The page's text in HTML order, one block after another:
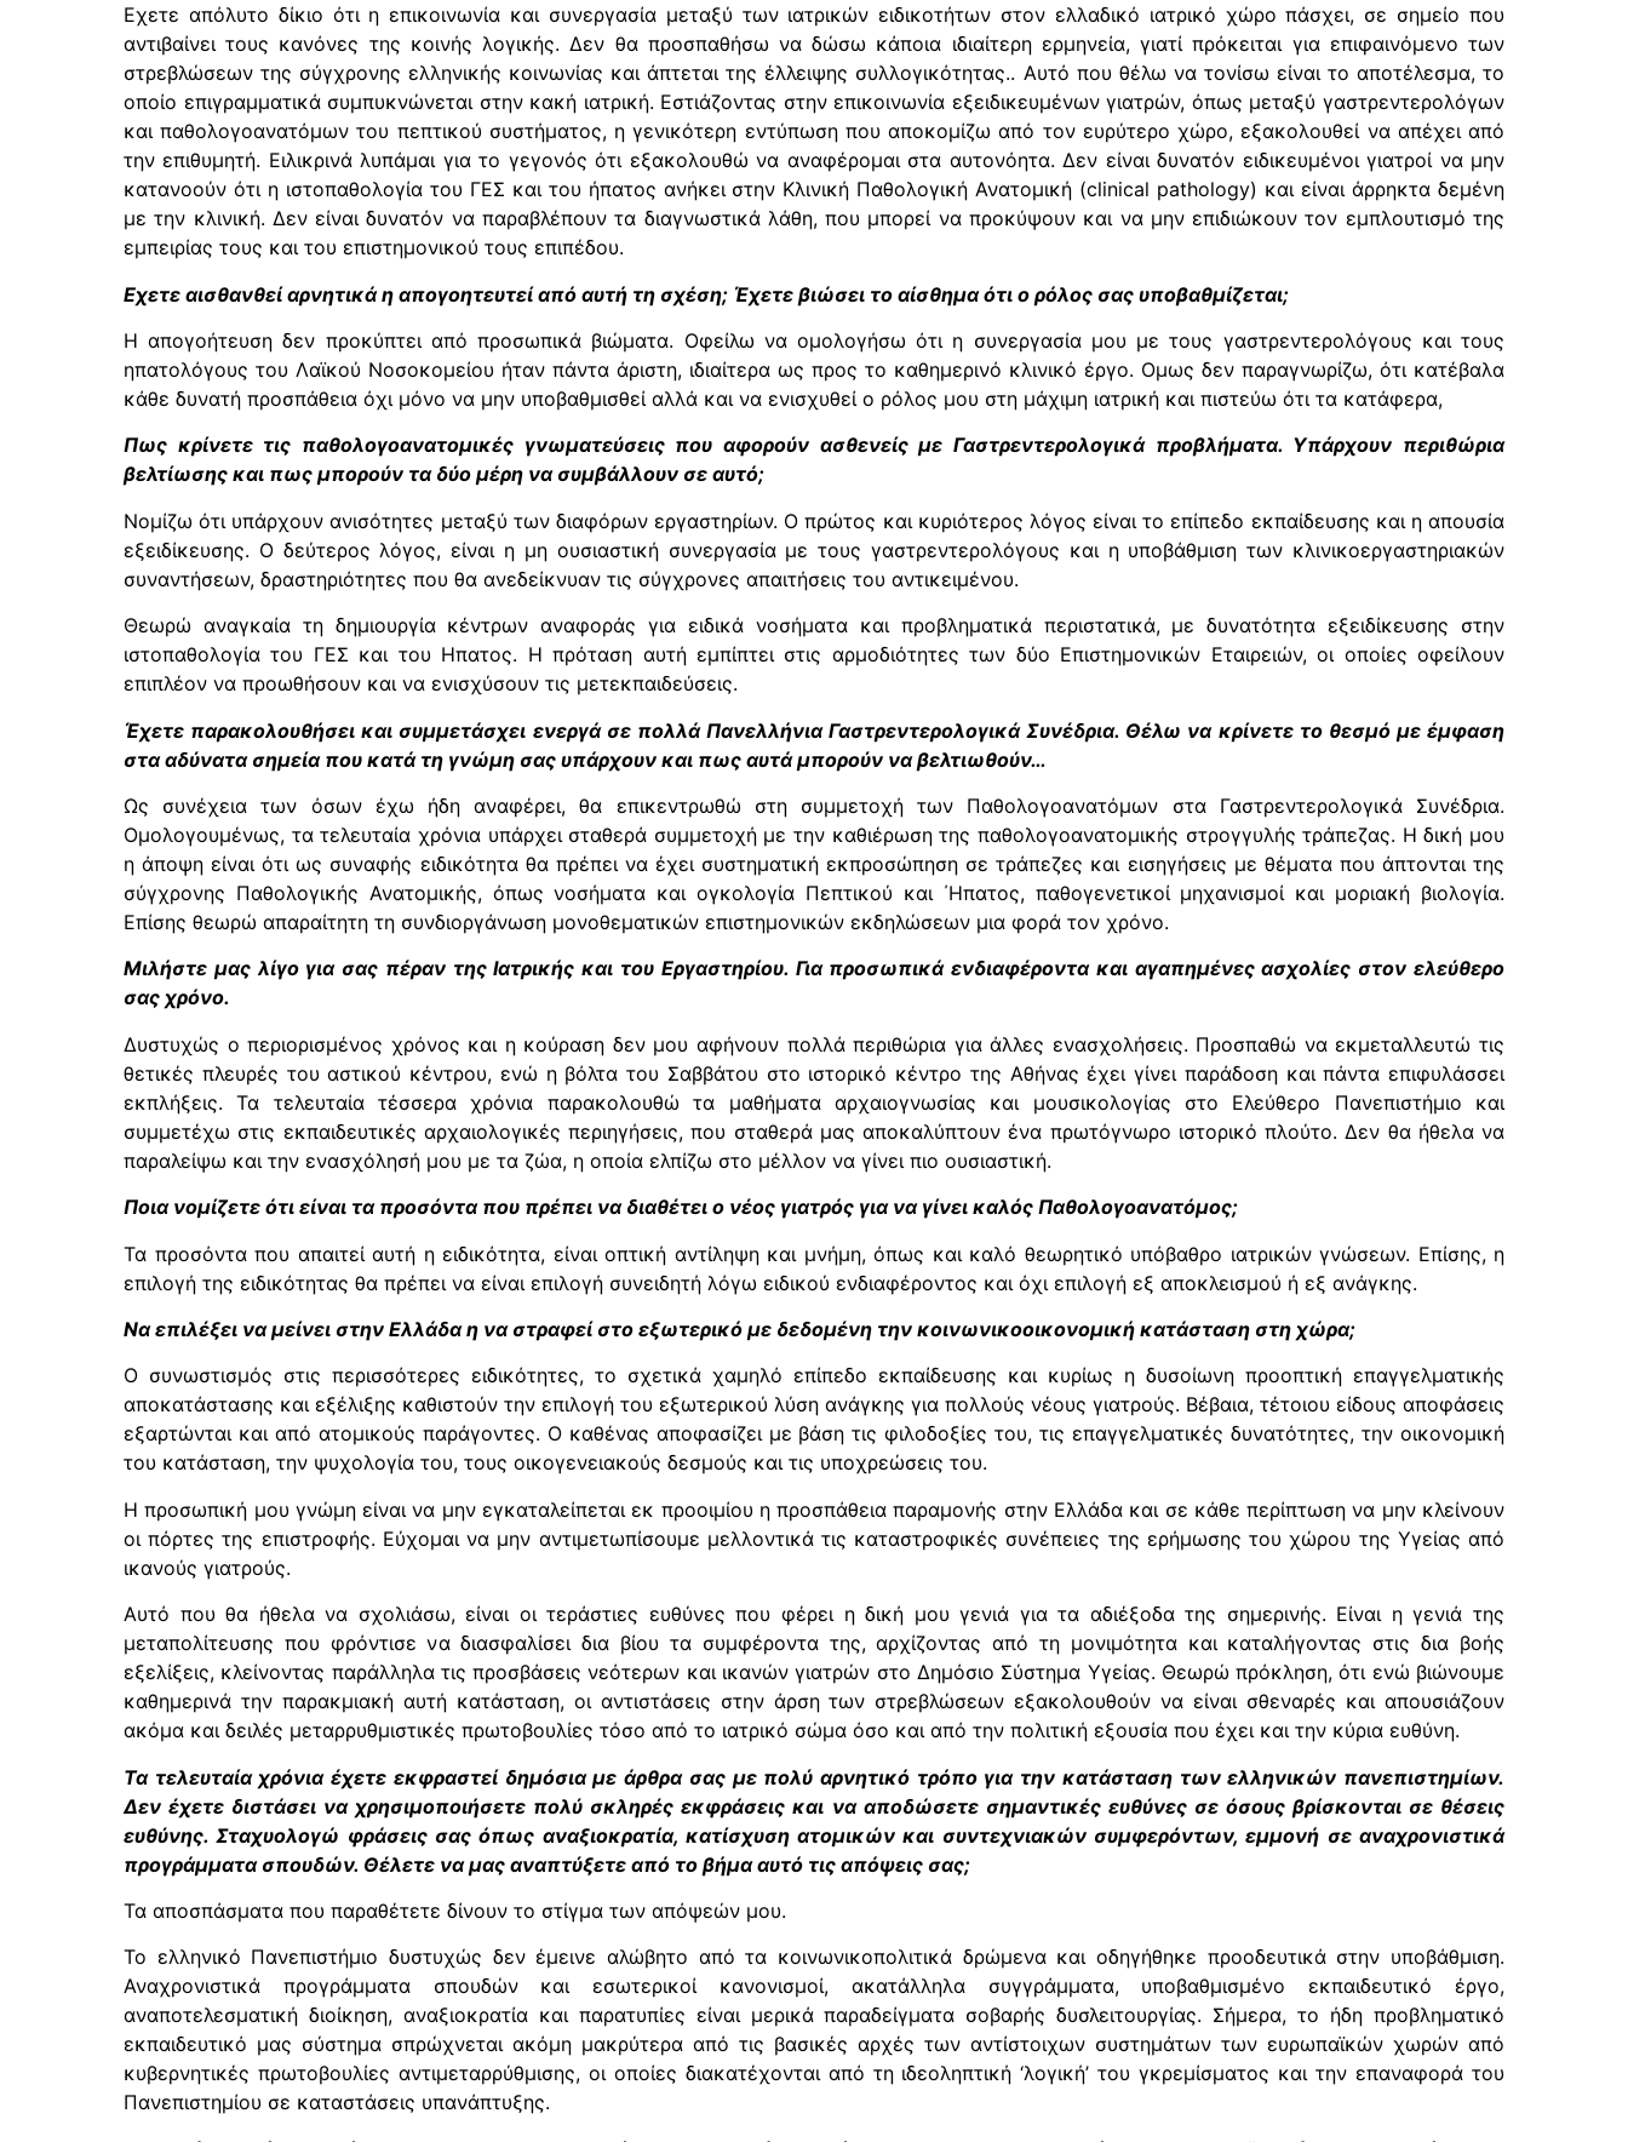
Εχετε απόλυτο δίκιο ότι η επικοινωνία και συνεργασία μεταξύ των ιατρικών ειδικοτήτων στον ελλαδικό ιατρικό χώρο πάσχει, σε σημείο που
αντιβαίνει τους κανόνες της κοινής λογικής. Δεν θα προσπαθήσω να δώσω κάποια ιδιαίτερη ερμηνεία, γιατί πρόκειται για επιφαινόμενο των
στρεβλώσεων της σύγχρονης ελληνικής κοινωνίας και άπτεται της έλλειψης συλλογικότητας.. Αυτό που θέλω να τονίσω είναι το αποτέλεσμα, το
οποίο επιγραμματικά συμπυκνώνεται στην κακή ιατρική. Εστιάζοντας στην επικοινωνία εξειδικευμένων γιατρών, όπως μεταξύ γαστρεντερολόγων
και παθολογοανατόμων του πεπτικού συστήματος, η γενικότερη εντύπωση που αποκομίζω από τον ευρύτερο χώρο, εξακολουθεί να απέχει από
την επιθυμητή. Ειλικρινά λυπάμαι για το γεγονός ότι εξακολουθώ να αναφέρομαι στα αυτονόητα. Δεν είναι δυνατόν ειδικευμένοι γιατροί να μην
κατανοούν ότι η ιστοπαθολογία του ΓΕΣ και του ήπατος ανήκει στην Κλινική Παθολογική Ανατομική (clinical pathology) και είναι άρρηκτα δεμένη
με την κλινική. Δεν είναι δυνατόν να παραβλέπουν τα διαγνωστικά λάθη, που μπορεί να προκύψουν και να μην επιδιώκουν τον εμπλουτισμό της
εμπειρίας τους και του επιστημονικού τους επιπέδου.
Eχετε αισθανθεί αρνητικά η απογοητευτεί από αυτή τη σχέση; Έχετε βιώσει το αίσθημα ότι ο ρόλος σας υποβαθμίζεται;
Η απογοήτευση δεν προκύπτει από προσωπικά βιώματα. Οφείλω να ομολογήσω ότι η συνεργασία μου με τους γαστρεντερολόγους και τους
ηπατολόγους του Λαϊκού Νοσοκομείου ήταν πάντα άριστη, ιδιαίτερα ως προς το καθημερινό κλινικό έργο. Ομως δεν παραγνωρίζω, ότι κατέβαλα
κάθε δυνατή προσπάθεια όχι μόνο να μην υποβαθμισθεί αλλά και να ενισχυθεί ο ρόλος μου στη μάχιμη ιατρική και πιστεύω ότι τα κατάφερα,
Πως κρίνετε τις παθολογοανατομικές γνωματεύσεις που αφορούν ασθενείς με Γαστρεντερολογικά προβλήματα. Υπάρχουν περιθώρια
βελτίωσης και πως μπορούν τα δύο μέρη να συμβάλλουν σε αυτό;
Νομίζω ότι υπάρχουν ανισότητες μεταξύ των διαφόρων εργαστηρίων. Ο πρώτος και κυριότερος λόγος είναι το επίπεδο εκπαίδευσης και η απουσία
εξειδίκευσης. Ο δεύτερος λόγος, είναι η μη ουσιαστική συνεργασία με τους γαστρεντερολόγους και η υποβάθμιση των κλινικοεργαστηριακών
συναντήσεων, δραστηριότητες που θα ανεδείκνυαν τις σύγχρονες απαιτήσεις του αντικειμένου.
Θεωρώ αναγκαία τη δημιουργία κέντρων αναφοράς για ειδικά νοσήματα και προβληματικά περιστατικά, με δυνατότητα εξειδίκευσης στην
ιστοπαθολογία του ΓΕΣ και του Ηπατος. Η πρόταση αυτή εμπίπτει στις αρμοδιότητες των δύο Επιστημονικών Εταιρειών, οι οποίες οφείλουν
επιπλέον να προωθήσουν και να ενισχύσουν τις μετεκπαιδεύσεις.
Έχετε παρακολουθήσει και συμμετάσχει ενεργά σε πολλά Πανελλήνια Γαστρεντερολογικά Συνέδρια. Θέλω να κρίνετε το θεσμό με έμφαση
στα αδύνατα σημεία που κατά τη γνώμη σας υπάρχουν και πως αυτά μπορούν να βελτιωθούν…
Ως συνέχεια των όσων έχω ήδη αναφέρει, θα επικεντρωθώ στη συμμετοχή των Παθολογοανατόμων στα Γαστρεντερολογικά Συνέδρια.
Ομολογουμένως, τα τελευταία χρόνια υπάρχει σταθερά συμμετοχή με την καθιέρωση της παθολογοανατομικής στρογγυλής τράπεζας. Η δική μου
η άποψη είναι ότι ως συναφής ειδικότητα θα πρέπει να έχει συστηματική εκπροσώπηση σε τράπεζες και εισηγήσεις με θέματα που άπτονται της
σύγχρονης Παθολογικής Ανατομικής, όπως νοσήματα και ογκολογία Πεπτικού και ΄Ηπατος, παθογενετικοί μηχανισμοί και μοριακή βιολογία.
Επίσης θεωρώ απαραίτητη τη συνδιοργάνωση μονοθεματικών επιστημονικών εκδηλώσεων μια φορά τον χρόνο.
Μιλήστε μας λίγο για σας πέραν της Ιατρικής και του Εργαστηρίου. Για προσωπικά ενδιαφέροντα και αγαπημένες ασχολίες στον ελεύθερο
σας χρόνο.
Δυστυχώς ο περιορισμένος χρόνος και η κούραση δεν μου αφήνουν πολλά περιθώρια για άλλες ενασχολήσεις. Προσπαθώ να εκμεταλλευτώ τις
θετικές πλευρές του αστικού κέντρου, ενώ η βόλτα του Σαββάτου στο ιστορικό κέντρο της Αθήνας έχει γίνει παράδοση και πάντα επιφυλάσσει
εκπλήξεις. Τα τελευταία τέσσερα χρόνια παρακολουθώ τα μαθήματα αρχαιογνωσίας και μουσικολογίας στο Ελεύθερο Πανεπιστήμιο και
συμμετέχω στις εκπαιδευτικές αρχαιολογικές περιηγήσεις, που σταθερά μας αποκαλύπτουν ένα πρωτόγνωρο ιστορικό πλούτο. Δεν θα ήθελα να
παραλείψω και την ενασχόλησή μου με τα ζώα, η οποία ελπίζω στο μέλλον να γίνει πιο ουσιαστική.
Ποια νομίζετε ότι είναι τα προσόντα που πρέπει να διαθέτει ο νέος γιατρός για να γίνει καλός Παθολογοανατόμος;
Τα προσόντα που απαιτεί αυτή η ειδικότητα, είναι οπτική αντίληψη και μνήμη, όπως και καλό θεωρητικό υπόβαθρο ιατρικών γνώσεων. Επίσης, η
επιλογή της ειδικότητας θα πρέπει να είναι επιλογή συνειδητή λόγω ειδικού ενδιαφέροντος και όχι επιλογή εξ αποκλεισμού ή εξ ανάγκης.
Να επιλέξει να μείνει στην Ελλάδα η να στραφεί στο εξωτερικό με δεδομένη την κοινωνικοοικονομική κατάσταση στη χώρα;
Ο συνωστισμός στις περισσότερες ειδικότητες, το σχετικά χαμηλό επίπεδο εκπαίδευσης και κυρίως η δυσοίωνη προοπτική επαγγελματικής
αποκατάστασης και εξέλιξης καθιστούν την επιλογή του εξωτερικού λύση ανάγκης για πολλούς νέους γιατρούς. Βέβαια, τέτοιου είδους αποφάσεις
εξαρτώνται και από ατομικούς παράγοντες. Ο καθένας αποφασίζει με βάση τις φιλοδοξίες του, τις επαγγελματικές δυνατότητες, την οικονομική
του κατάσταση, την ψυχολογία του, τους οικογενειακούς δεσμούς και τις υποχρεώσεις του.
Η προσωπική μου γνώμη είναι να μην εγκαταλείπεται εκ προοιμίου η προσπάθεια παραμονής στην Ελλάδα και σε κάθε περίπτωση να μην κλείνουν
οι πόρτες της επιστροφής. Εύχομαι να μην αντιμετωπίσουμε μελλοντικά τις καταστροφικές συνέπειες της ερήμωσης του χώρου της Υγείας από
ικανούς γιατρούς.
Αυτό που θα ήθελα να σχολιάσω, είναι οι τεράστιες ευθύνες που φέρει η δική μου γενιά για τα αδιέξοδα της σημερινής. Είναι η γενιά της
μεταπολίτευσης που φρόντισε να διασφαλίσει δια βίου τα συμφέροντα της, αρχίζοντας από τη μονιμότητα και καταλήγοντας στις δια βοής
εξελίξεις, κλείνοντας παράλληλα τις προσβάσεις νεότερων και ικανών γιατρών στο Δημόσιο Σύστημα Υγείας. Θεωρώ πρόκληση, ότι ενώ βιώνουμε
καθημερινά την παρακμιακή αυτή κατάσταση, οι αντιστάσεις στην άρση των στρεβλώσεων εξακολουθούν να είναι σθεναρές και απουσιάζουν
ακόμα και δειλές μεταρρυθμιστικές πρωτοβουλίες τόσο από το ιατρικό σώμα όσο και από την πολιτική εξουσία που έχει και την κύρια ευθύνη.
Τα τελευταία χρόνια έχετε εκφραστεί δημόσια με άρθρα σας με πολύ αρνητικό τρόπο για την κατάσταση των ελληνικών πανεπιστημίων.
Δεν έχετε διστάσει να χρησιμοποιήσετε πολύ σκληρές εκφράσεις και να αποδώσετε σημαντικές ευθύνες σε όσους βρίσκονται σε θέσεις
ευθύνης. Σταχυολογώ φράσεις σας όπως αναξιοκρατία, κατίσχυση ατομικών και συντεχνιακών συμφερόντων, εμμονή σε αναχρονιστικά
προγράμματα σπουδών. Θέλετε να μας αναπτύξετε από το βήμα αυτό τις απόψεις σας;
Τα αποσπάσματα που παραθέτετε δίνουν το στίγμα των απόψεών μου.
Το ελληνικό Πανεπιστήμιο δυστυχώς δεν έμεινε αλώβητο από τα κοινωνικοπολιτικά δρώμενα και οδηγήθηκε προοδευτικά στην υποβάθμιση.
Αναχρονιστικά προγράμματα σπουδών και εσωτερικοί κανονισμοί, ακατάλληλα συγγράμματα, υποβαθμισμένο εκπαιδευτικό έργο,
αναποτελεσματική διοίκηση, αναξιοκρατία και παρατυπίες είναι μερικά παραδείγματα σοβαρής δυσλειτουργίας. Σήμερα, το ήδη προβληματικό
εκπαιδευτικό μας σύστημα σπρώχνεται ακόμη μακρύτερα από τις βασικές αρχές των αντίστοιχων συστημάτων των ευρωπαϊκών χωρών από
κυβερνητικές πρωτοβουλίες αντιμεταρρύθμισης, οι οποίες διακατέχονται από τη ιδεοληπτική ‘λογική’ του γκρεμίσματος και την επαναφορά του
Πανεπιστημίου σε καταστάσεις υπανάπτυξης.